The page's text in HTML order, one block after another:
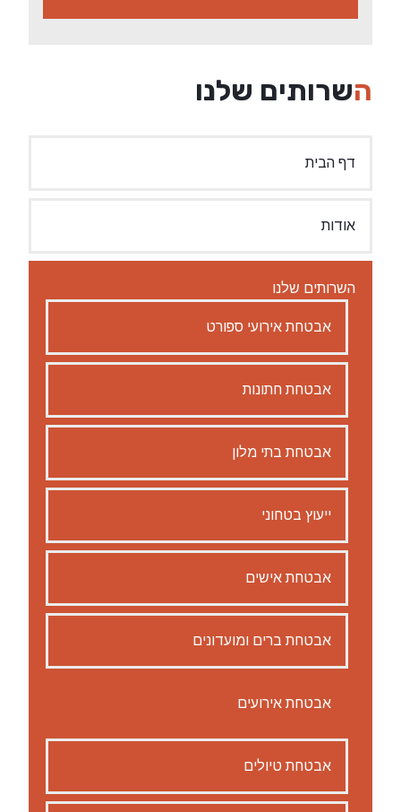
השרותים שלנו
דף הבית
אודות
השרותים שלנו
אבטחת אירועי ספורט
אבטחת חתונות
אבטחת בתי מלון
ייעוץ בטחוני
אבטחת אישים
אבטחת ברים ומועדונים
אבטחת אירועים
אבטחת טיולים